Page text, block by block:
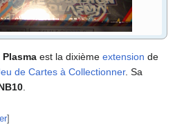
est la dixième extension de
de Cartes à Collectionner. Sa
]